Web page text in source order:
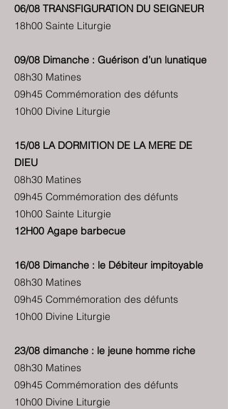
06/08 TRANSFIGURATION DU SEIGNEUR
18h00 Sainte Liturgie
09/08 Dimanche : Guérison d’un lunatique
08h30 Matines
09h45 Commémoration des défunts
10h00 Divine Liturgie
15/08 LA DORMITION DE LA MERE DE
DIEU
08h30 Matines
09h45 Commémoration des défunts
10h00 Sainte Liturgie
12H00 Agape barbecue
16/08 Dimanche : le Débiteur impitoyable
08h30 Matines
09h45 Commémoration des défunts
10h00 Divine Liturgie
23/08 dimanche : le jeune homme riche
08h30 Matines
09h45 Commémoration des défunts
10h00 Divine Liturgie